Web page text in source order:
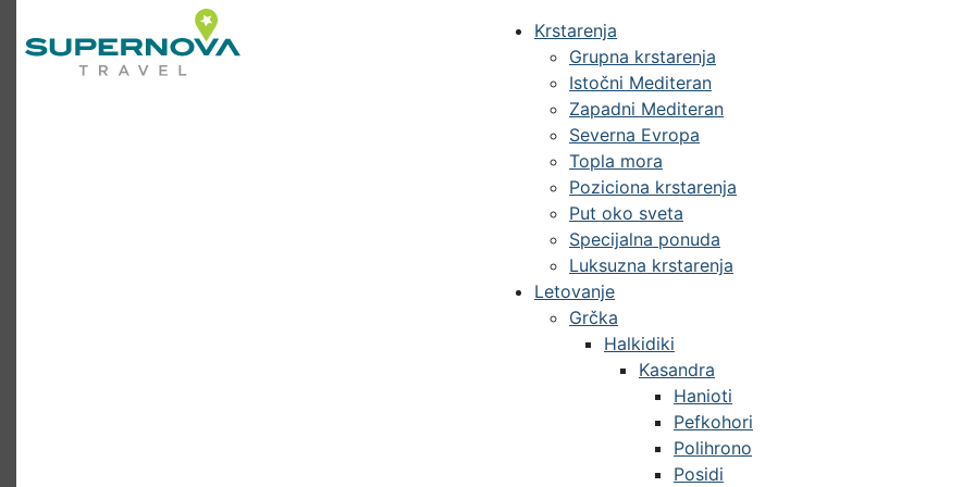
Krstarenja
Grupna krstarenja
Istočni Mediteran
Zapadni Mediteran
Severna Evropa
Topla mora
Poziciona krstarenja
Put oko sveta
Specijalna ponuda
Luksuzna krstarenja
Letovanje
Grčka
Halkidiki
Kasandra
Hanioti
Pefkohori
Polihrono
Posidi